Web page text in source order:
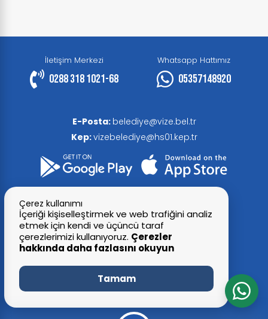
İletişim Merkezi
0288 318 1021-68
Whatsapp Hattımız
05357148920
E-Posta: belediye@vize.bel.tr
Kep:vizebelediye@hs01.kep.tr
© 2026 Tüm Hakları Saklıdır
Vize Belediye Başkanlığı
Çerez kullanımı
İçeriği kişiselleştirmek ve web trafiğini analiz
etmek için kendi ve üçüncü taraf
çerezlerimizi kullanıyoruz. Çerezler
hakkında daha fazlasını okuyun
Tamam